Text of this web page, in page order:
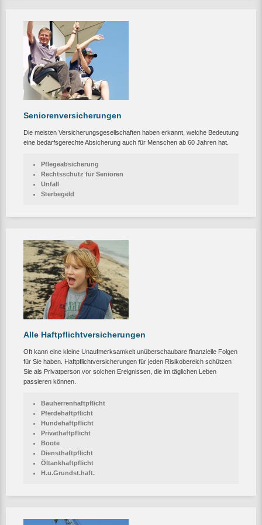
Seniorenversicherungen
Die meisten Versicherungsgesellschaften haben erkannt, welche Bedeutung
eine bedarfsgerechte Absicherung auch für Menschen ab 60 Jahren hat.
Pflegeabsicherung
Rechtsschutz für Senioren
Unfall
Sterbegeld
Alle Haftpflichtversicherungen
Oft kann eine kleine Unaufmerksamkeit unüberschaubare finanzielle Folgen
für Sie haben. Haftpflichtversicherungen für jeden Risikobereich schützen
Sie als Privatperson vor solchen Ereignissen, die im täglichen Leben
passieren können.
Bauherrenhaftpflicht
Pferdehaftpflicht
Hundehaftpflicht
Privathaftpflicht
Boote
Diensthaftpflicht
Öltankhaftpflicht
H.u.Grundst.haft.